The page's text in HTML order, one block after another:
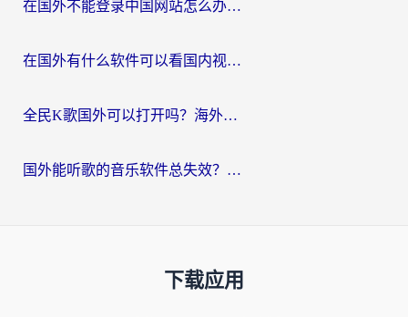
在国外不能登录中国网站怎么办？3步选对回国加速器，无缝刷剧、办业务
在国外有什么软件可以看国内视频？留学生亲测的追剧救星来了
全民K歌国外可以打开吗？海外党听歌听书无限制的实用指南
国外能听歌的音乐软件总失效？这篇教你怎么在海外流畅听网易云
下载应用